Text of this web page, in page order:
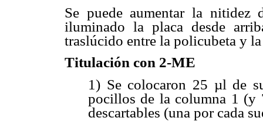
Se puede aumentar la nitidez
iluminado la placa desde
traslúcido entre la policubeta y
Titulación con 2-ME
1) Se colocaron 25 µl de
pocillos de la columna 1 (y
descartables (una por cada